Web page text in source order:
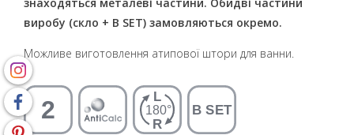
виробу (скло + B SET) замовляються окремо.
Можливе виготовлення атипової штори для ванни.